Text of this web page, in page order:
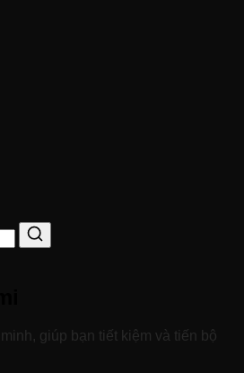
giúp bạn tiết kiệm và tiến bộ